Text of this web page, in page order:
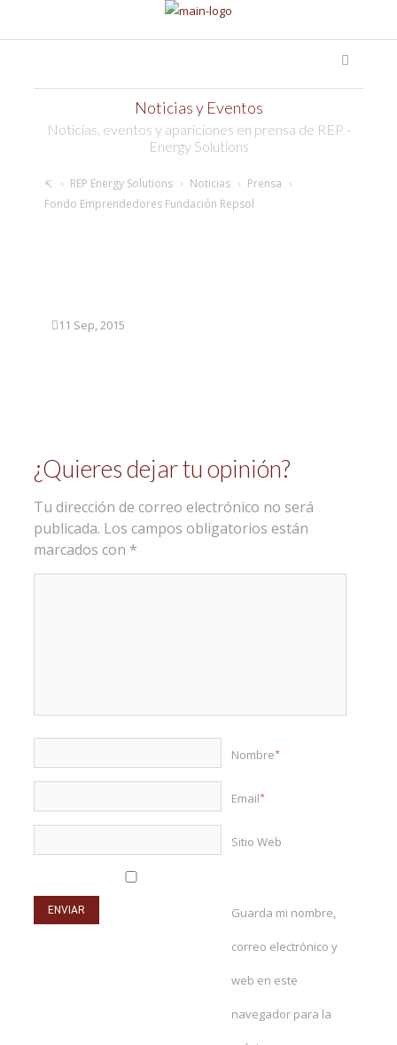
Noticias y Eventos
Noticias, eventos y apariciones en prensa de REP -
Energy Solutions
REP Energy Solutions Noticias
Prensa
Fondo Emprendedores Fundación Repsol
11 Sep, 2015
¿Quieres dejar tu opinión?
Tu dirección de correo electrónico no será
publicada. Los campos obligatorios están
marcados con *
Nombre*
Email*
Sitio Web
Guarda mi nombre,
correo electrónico y
web en este
navegador para la